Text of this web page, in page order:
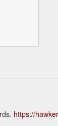
https://